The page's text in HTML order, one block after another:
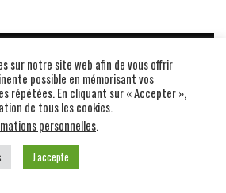
DELÀ DU RING
ZEITOUN LE LIVRE LE PLUS BEAU
MONDE
sur notre site web afin de vous offrir
possible en mémorisant vos
répétées. En cliquant sur « Accepter »,
de tous les cookies.
personnelles.
J'accepte